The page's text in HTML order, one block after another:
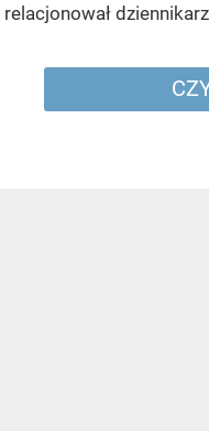
relacjonował